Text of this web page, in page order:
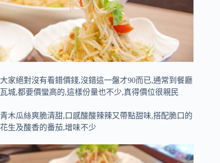
大家絕對沒有看錯價錢,沒錯這一盤才90而已,通常到餐廳
瓦城,都要價蠻高的,這樣份量也不少,真得價位很親民
青木瓜絲爽脆清甜,口感酸酸辣辣又帶點甜味,搭配脆口的
花生及酸香的番茄,增味不少